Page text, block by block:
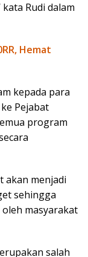
Rudi dalam
Hemat
kepada para
Pejabat
program
akan menjadi
sehingga
masyarakat
salah